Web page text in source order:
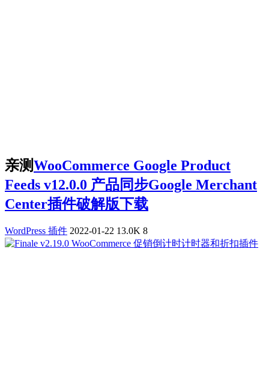
亲测WooCommerce Google Product
Feeds v12.0.0 产品同步Google Merchant
Center插件破解版下载
WordPress 插件 2022-01-22 13.0K 8